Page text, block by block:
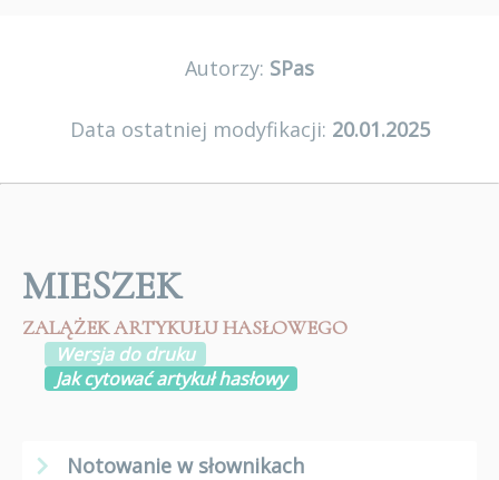
Autorzy: SPas
Data ostatniej modyfikacji: 20.01.2025
MIESZEK
ZALĄŻEK ARTYKUŁU HASŁOWEGO
Wersja do druku
Jak cytować artykuł hasłowy
Notowanie w słownikach